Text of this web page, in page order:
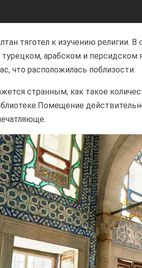
тяготел к изучению религии.
турецком, арабском и персидском
что расположилась поблизости.
странным, как такое